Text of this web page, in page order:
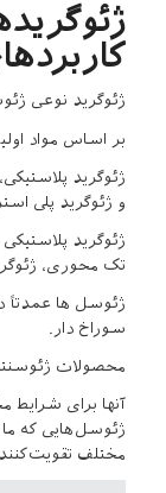
ژئوگرید نوعی
بر اساس مواد
ژئوگرید
و ژئوگرید پلی
ژئوگرید
تک محوری،
ژئوسل ها عمدتاً
سوراخ دار.
محصولات
آنها برای
ژئوسل‌هایی که
مختلف